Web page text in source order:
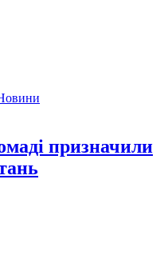
призначили